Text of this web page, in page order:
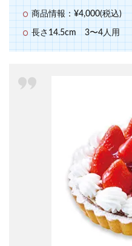
商品情報：¥4,000(税込)
長さ14.5cm 3〜4人用